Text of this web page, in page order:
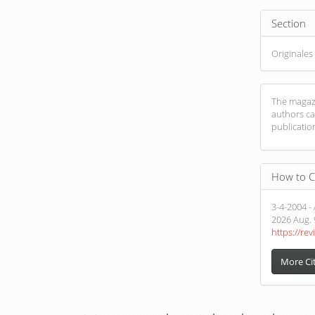
Section
Originales
The
authors
How to
3-4-2004
2026 Aug.
https://
More